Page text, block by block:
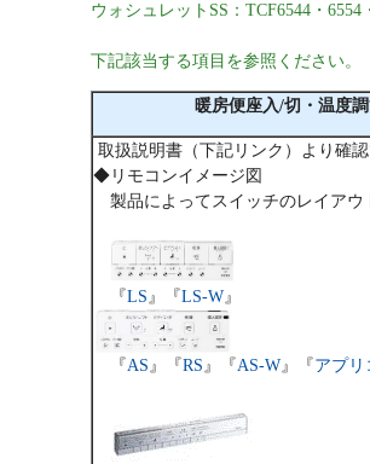
ウォシュレットSS：TCF6544 ・6554
下記該当する項目を参照ください。
暖房便座入/切・温度
取扱説明書（下記リンク）より確認
◆リモコンイメージ図
製品によってスイッチのレイアウ
『LS』『LS-W』
『AS』『RS』『AS-W』『 アプリ